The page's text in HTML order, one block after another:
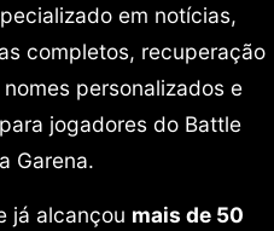
em notícias,
completos, recuperação
personalizados e
jogadores do Battle
Garena.
já alcançou mais de 50